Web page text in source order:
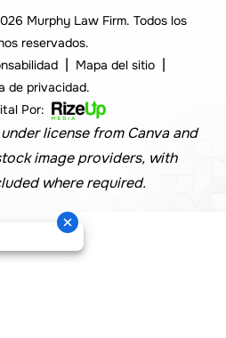
Murphy Law Firm. Todos los
reservados.
| Mapa del sitio |
de privacidad.
Por:
license from Canva and
image providers, with
where required.